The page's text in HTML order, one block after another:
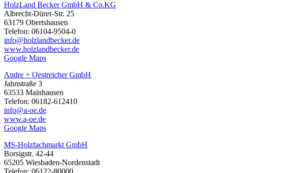
HolzLand Becker GmbH & Co.KG
Albrecht-Dürer-Str. 25
63179 Obertshausen
Telefon: 06104-9504-0
info@holzlandbecker.de
www.holzlandbecker.de
Google Maps
Andre + Oestreicher GmbH
Jahnstraße 3
63533 Mainhausen
Telefon: 06182-612410
info@a-oe.de
www.a-oe.de
Google Maps
MS-Holzfachmarkt GmbH
Borsigstr. 42-44
65205 Wiesbaden-Nordenstadt